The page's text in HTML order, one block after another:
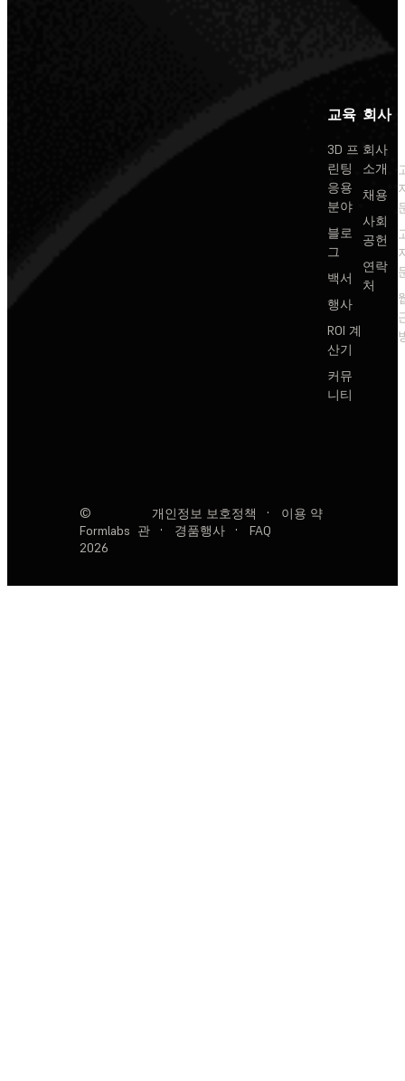
교육
3D 프
린팅
응용
분야
블로
그
백서
행사
ROI 계
산기
커뮤
니티
회사
회사
소개
채용
사회
공헌
연락
처
©
Formlabs
2026
개인정보 보호정책 ·
이용 약
관
· 경품행사 · FAQ